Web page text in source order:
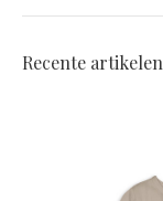
Recente artikelen